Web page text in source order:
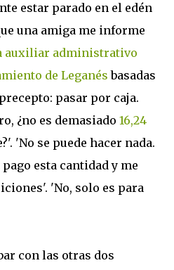
estar parado en el edén
una amiga me informe
auxiliar administrativo
de Leganés basadas
pasar por caja.
¿no es demasiado 16,24
'No se puede hacer nada.
esta cantidad y me
'No, solo es para
con las otras dos